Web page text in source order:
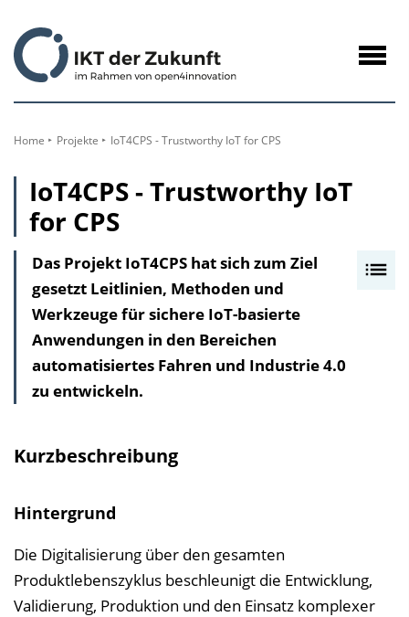
Inhalt
Home Projekte IoT4CPS - Trustworthy IoT for CPS
IoT4CPS - Trustworthy IoT
for CPS
c
Das Projekt IoT4CPS hat sich zum Ziel
gesetzt Leitlinien, Methoden und
Werkzeuge für sichere IoT-basierte
Anwendungen in den Bereichen
automatisiertes Fahren und Industrie 4.0
zu entwickeln.
Kurzbeschreibung
Hintergrund
Die Digitalisierung über den gesamten
Produktlebenszyklus beschleunigt die Entwicklung,
Validierung, Produktion und den Einsatz komplexer